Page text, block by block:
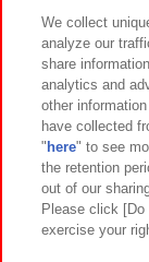
パンダ ハローキテ
BIGぬいぐるみ
2026年6月第2週～
We collect
analyze our
share
analytics and
other
have collected
" here" to see
the retention
out of our
Please click
exercise your